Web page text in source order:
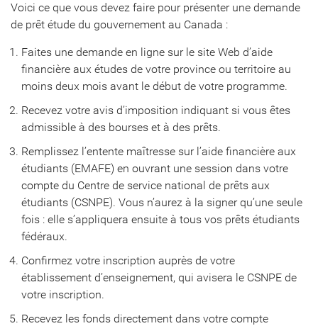
Voici ce que vous devez faire pour présenter une demande
de prêt étude du gouvernement au Canada :
Faites une demande en ligne sur le site Web d’aide
financière aux études de votre province ou territoire au
moins deux mois avant le début de votre programme.
Recevez votre avis d’imposition indiquant si vous êtes
admissible à des bourses et à des prêts.
Remplissez l’entente maîtresse sur l’aide financière aux
étudiants (EMAFE) en ouvrant une session dans votre
compte du Centre de service national de prêts aux
étudiants (CSNPE). Vous n’aurez à la signer qu’une seule
fois : elle s’appliquera ensuite à tous vos prêts étudiants
fédéraux.
Confirmez votre inscription auprès de votre
établissement d’enseignement, qui avisera le CSNPE de
votre inscription.
Recevez les fonds directement dans votre compte